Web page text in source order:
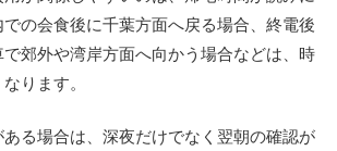
での会食後に千葉方面へ戻る場合、終電後
郊外や湾岸方面へ向かう場合などは、時
ります。
ある場合は、深夜だけでなく翌朝の確認が